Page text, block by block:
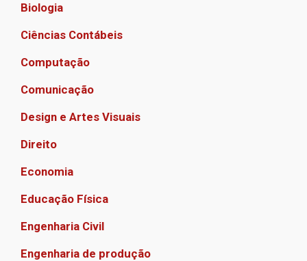
Biologia
Ciências Contábeis
Computação
Comunicação
Design e Artes Visuais
Direito
Economia
Educação Física
Engenharia Civil
Engenharia de produção